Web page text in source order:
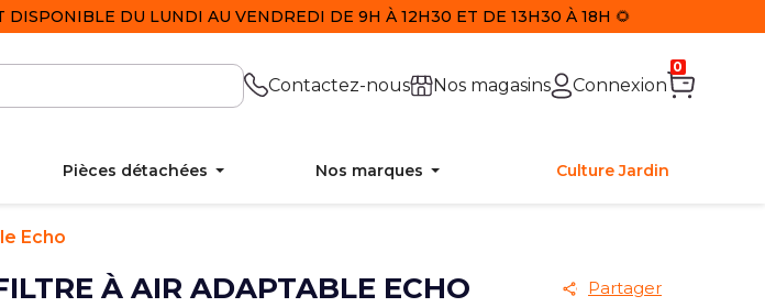
DU LUNDI AU VENDREDI DE 9H À 12H30 ET DE 13H30 À 18H 🌻
Contactez-nous Nos magasins Connexion
0
Pièces détachées Nos marques Culture Jardin
Echo
À AIR ADAPTABLE ECHO Partager